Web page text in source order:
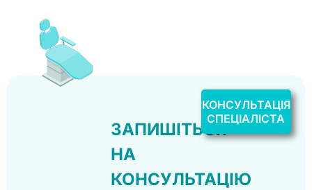
ЗАПИШІТЬСЯ
НА
КОНСУЛЬТАЦІЮ
КОНСУЛЬТАЦІЯ
СПЕЦІАЛІСТА